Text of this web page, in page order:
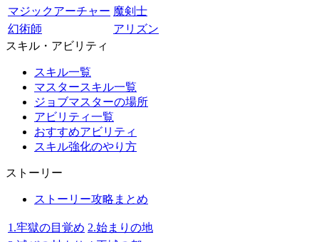
マジックアーチャー 魔剣士
幻術師
アリズン
スキル・アビリティ
スキル一覧
マスタースキル一覧
ジョブマスターの場所
アビリティ一覧
おすすめアビリティ
スキル強化のやり方
ストーリー
ストーリー攻略まとめ
1.牢獄の目覚め 2.始まりの地